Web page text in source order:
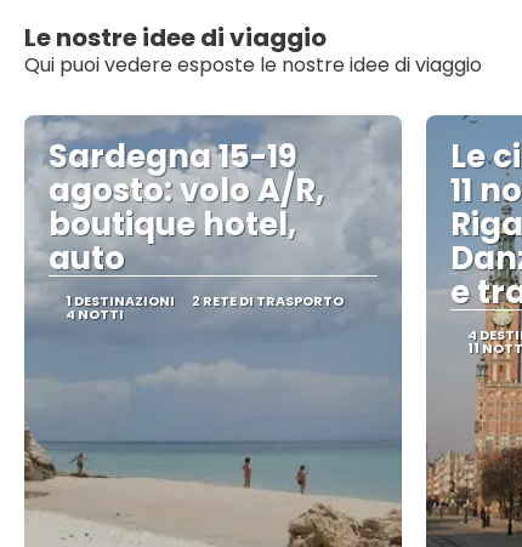
Le nostre idee di viaggio
Qui puoi vedere esposte le nostre idee di viaggio
Sardegna 15-19
agosto: volo A/R,
boutique hotel,
auto
1 DESTINAZIONI 2 RETE DI TRASPORTO
4 NOTTI
Le
11
e
4
11